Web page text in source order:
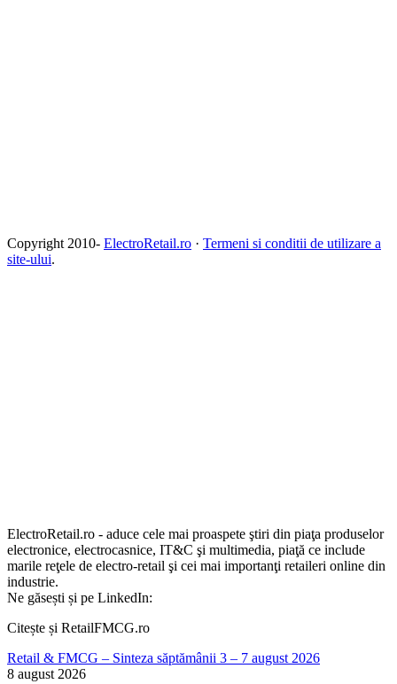
Copyright 2010- ElectroRetail.ro · Termeni si conditii de utilizare a
site-ului.
ElectroRetail.ro - aduce cele mai proaspete ştiri din piaţa produselor
electronice, electrocasnice, IT&C şi multimedia, piaţă ce include
marile reţele de electro-retail şi cei mai importanţi retaileri online din
industrie.
Ne găsești și pe LinkedIn:
Citește și RetailFMCG.ro
Retail & FMCG – Sinteza săptămânii 3 – 7 august 2026
8 august 2026